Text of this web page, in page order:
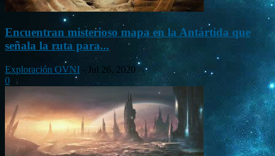
Encuentran misterioso mapa en la Antártida que
señala la ruta para...
Exploración OVNI - Jul 26, 2020
0